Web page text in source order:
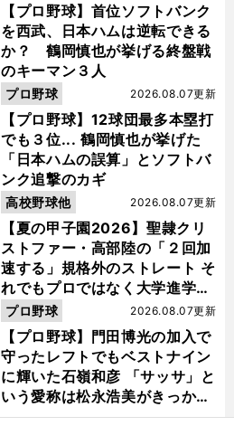
【プロ野球】首位ソフトバンク
を西武、日本ハムは逆転できる
か？ 鶴岡慎也が挙げる終盤戦
のキーマン３人
【プロ野球】12球団最多本塁打
でも３位... 鶴岡慎也が挙げた
「日本ハムの誤算」とソフトバ
ンク追撃のカギ
2026.08.07更新
プロ野球
【夏の甲子園2026】聖隷クリ
ストファー・高部陸の「２回加
速する」規格外のストレート そ
れでもプロではなく大学進学を
選ぶ理由
2026.08.07更新
高校野球他
【プロ野球】門田博光の加入で
守ったレフトでもベストナイン
に輝いた石嶺和彦 「サッサ」と
いう愛称は松永浩美がきっか
け？
2026.08.07更新
プロ野球